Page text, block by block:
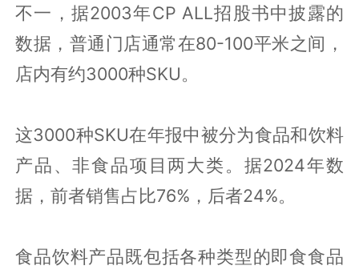
不一，据2003年CP ALL招股书中披露的
数据，普通门店通常在80-100平米之间，
店内有约3000种SKU。
这3000种SKU在年报中被分为食品和饮料
产品、非食品项目两大类。据2024年数
据，前者销售占比76%，后者24%。
食品饮料产品既包括各种类型的即食食品